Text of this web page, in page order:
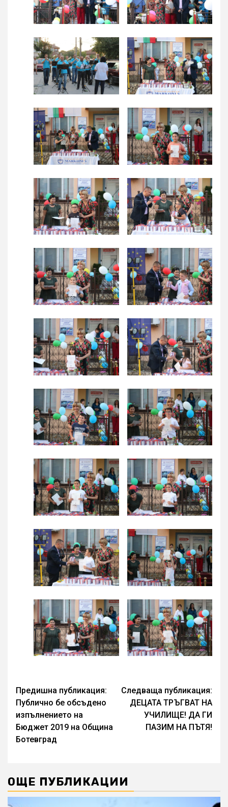
Continue
Reading
Предишна публикация:
Публично бе обсъдено
изпълнението на
Бюджет 2019 на Община
Ботевград
Следваща публикация:
ДЕЦАТА ТРЪГВАТ НА
УЧИЛИЩЕ! ДА ГИ
ПАЗИМ НА ПЪТЯ!
ОЩЕ ПУБЛИКАЦИИ